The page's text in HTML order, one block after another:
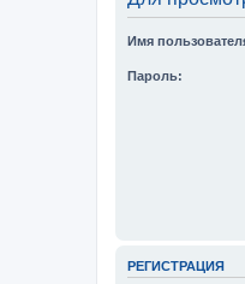
Имя
Пароль:
РЕГИСТРАЦИЯ